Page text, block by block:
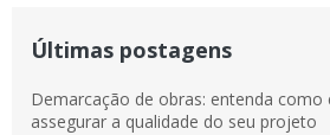
Últimas postagens
Demarcação de obras: entenda como
assegurar a qualidade do seu projeto